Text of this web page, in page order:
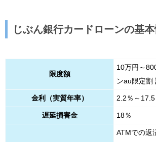
じぶん銀行カードローンの基
限度額
10万円～
ンau限定割
金利（実質年率） 2.2％～17.5
遅延損害金 18％
ATMでの返